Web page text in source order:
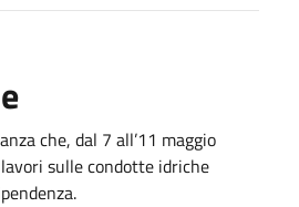
che, dal 7 all’11 maggio
sulle condotte idriche